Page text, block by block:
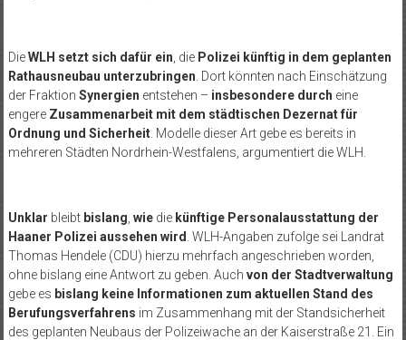
DieWLH setzt sich dafür ein , die Polizei künftig in dem geplanten
Rathausneubau unterzubringen . Dort könnten nach Einschätzung
der Fraktion Synergien entstehen – insbesondere durch eine
engere Zusammenarbeit mit dem städtischen Dezernat für
Ordnung und Sicherheit. Modelle dieser Art gebe es bereits in
mehreren Städten Nordrhein-Westfalens, argumentiert die WLH.
Unklar bleibt bislang wiedie künftige Personalausstattung der
Haaner Polizei aussehen wird . WLH-Angaben zufolge sei Landrat
Thomas Hendele (CDU) hierzu mehrfach angeschrieben worden,
ohne bislang eine Antwort zu geben. Auch von der Stadtverwaltung
gebe es bislang keine Informationen zum aktuellen Stand des
Berufungsverfahrens im Zusammenhang mit der Standsicherheit
des geplanten Neubaus der Polizeiwache an der Kaiserstraße 21. Ein